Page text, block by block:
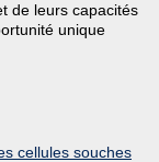
de leurs capacités
unique
cellules souches